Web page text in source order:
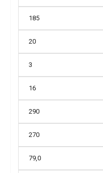
185
20
3
16
290
270
79,0